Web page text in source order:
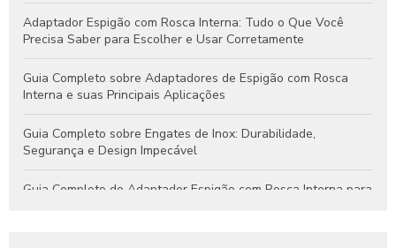
Adaptador Espigão com Rosca Interna: Tudo o Que Você
Precisa Saber para Escolher e Usar Corretamente
Guia Completo sobre Adaptadores de Espigão com Rosca
Interna e suas Principais Aplicações
Guia Completo sobre Engates de Inox: Durabilidade,
Segurança e Design Impecável
Guia Completo do Adaptador Espigão com Rosca Interna para